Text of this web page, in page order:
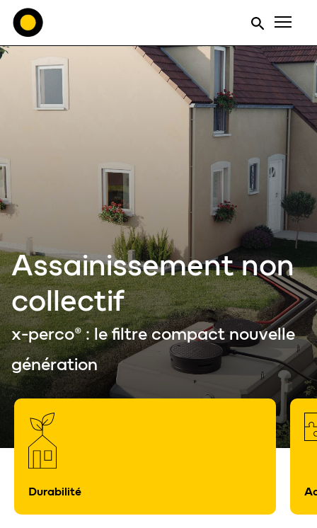
Assainissement non
collectif
x-perco® : le filtre compact nouvelle
génération
Durabilité